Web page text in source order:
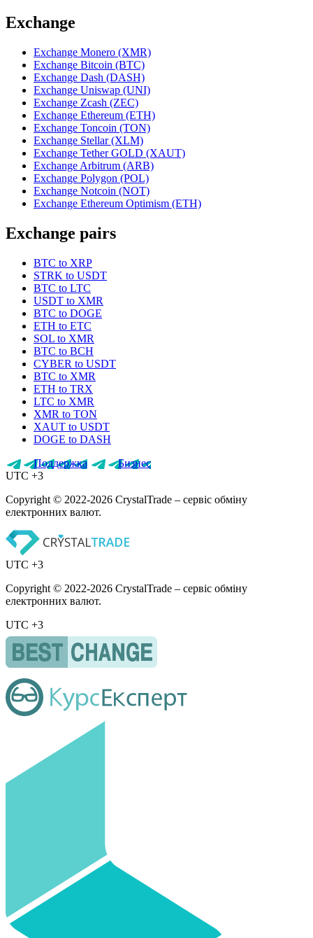
Exchange
Exchange Monero (XMR)
Exchange Bitcoin (BTC)
Exchange Dash (DASH)
Exchange Uniswap (UNI)
Exchange Zcash (ZEC)
Exchange Ethereum (ETH)
Exchange Toncoin (TON)
Exchange Stellar (XLM)
Exchange Tether GOLD (XAUT)
Exchange Arbitrum (ARB)
Exchange Polygon (POL)
Exchange Notcoin (NOT)
Exchange Ethereum Optimism (ETH)
Exchange pairs
BTC to XRP
STRK to USDT
BTC to LTC
USDT to XMR
BTC to DOGE
ETH to ETC
SOL to XMR
BTC to BCH
CYBER to USDT
BTC to XMR
ETH to TRX
LTC to XMR
XMR to TON
XAUT to USDT
DOGE to DASH
Поддержка
Бизнес
UTC +3
Copyright © 2022-2026 CrystalTrade – сервіс обміну
електронних валют.
UTC +3
Copyright © 2022-2026 CrystalTrade – сервіс обміну
електронних валют.
UTC +3